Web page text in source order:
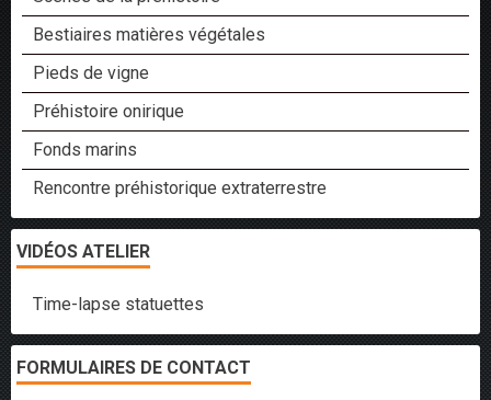
Bestiaires matières végétales
Pieds de vigne
Préhistoire onirique
Fonds marins
Rencontre préhistorique extraterrestre
VIDÉOS ATELIER
Time-lapse statuettes
FORMULAIRES DE CONTACT